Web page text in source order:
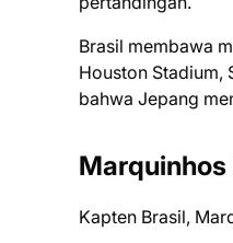
Brasil membawa
Houston Stadium,
bahwa Jepang
Marquinhos
Kapten Brasil,